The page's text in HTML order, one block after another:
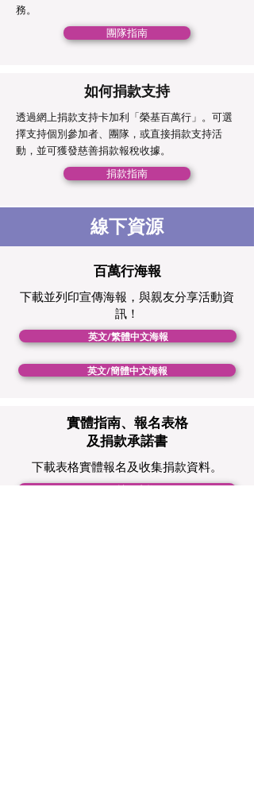
務。
團隊指南
如何捐款支持
透過網上捐款支持卡加利「榮基百萬行」。可選
擇支持個別參加者、團隊，或直接捐款支持活
動，並可獲發慈善捐款報稅收據。
捐款指南
線下資源
百萬行海報
下載並列印宣傳海報，與親友分享活動資
訊！
英文/繁體中文海報
英文/簡體中文海報
實體指南、報名表格
及捐款承諾書
下載表格實體報名及收集捐款資料。